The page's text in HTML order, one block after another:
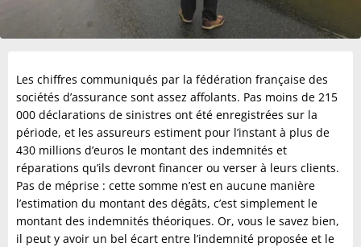
Les chiffres communiqués par la fédération française des
sociétés d’assurance sont assez affolants. Pas moins de 215
000 déclarations de sinistres ont été enregistrées sur la
période, et les assureurs estiment pour l’instant à plus de
430 millions d’euros le montant des indemnités et
réparations qu’ils devront financer ou verser à leurs clients.
Pas de méprise : cette somme n’est en aucune manière
l’estimation du montant des dégâts, c’est simplement le
montant des indemnités théoriques. Or, vous le savez bien,
il peut y avoir un bel écart entre l’indemnité proposée et le